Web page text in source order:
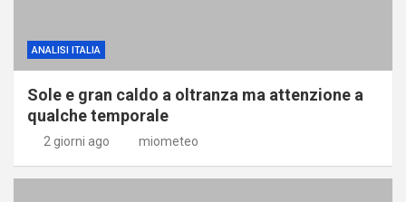
ANALISI ITALIA
Sole e gran caldo a oltranza ma attenzione a
qualche temporale
2 giorni ago miometeo